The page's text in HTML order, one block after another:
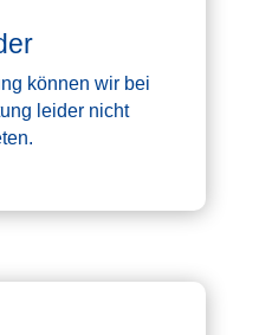
können wir bei
leider nicht